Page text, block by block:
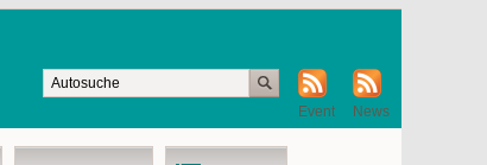
News
Event